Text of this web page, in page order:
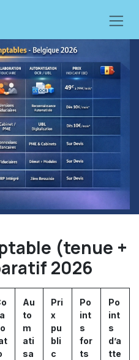
(tenue +
2026
Au
to
m
ati
sa
Pri
x
pu
bli
c
Po
int
s
for
ts
Po
int
s
d’a
tte